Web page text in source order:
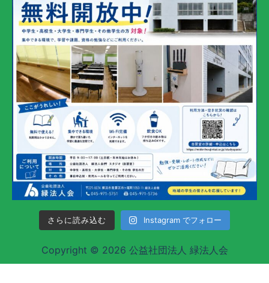
さらに読み込む Instagram でフォロー
Copyright © 2026 公益社団法人 緑法人会